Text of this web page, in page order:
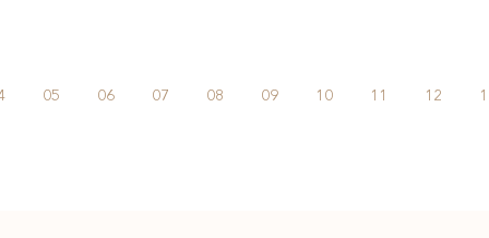
05 06 07 08 09 10 11 12